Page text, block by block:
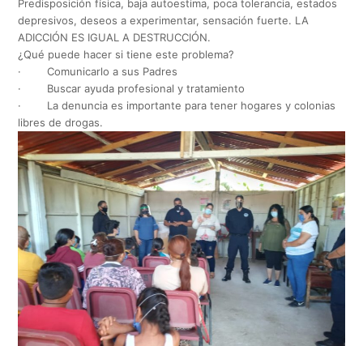
Predisposición física, baja autoestima, poca tolerancia, estados
depresivos, deseos a experimentar, sensación fuerte. LA
ADICCIÓN ES IGUAL A DESTRUCCIÓN.
¿Qué puede hacer si tiene este problema?
· Comunicarlo a sus Padres
· Buscar ayuda profesional y tratamiento
· La denuncia es importante para tener hogares y colonias
libres de drogas.